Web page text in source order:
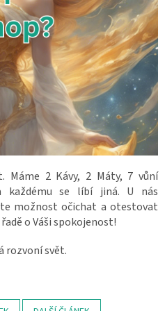
Máme 2 Kávy, 2 Máty, 7 vůní
každému se líbí jiná. U nás
možnost očichat a otestovat
o Váši spokojenost!
rozvoní svět.